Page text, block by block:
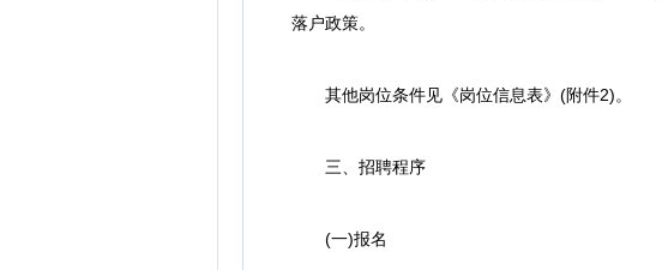
落户政策。
其他岗位条件见《岗位信息表》(附件2)。
三、招聘程序
(一)报名